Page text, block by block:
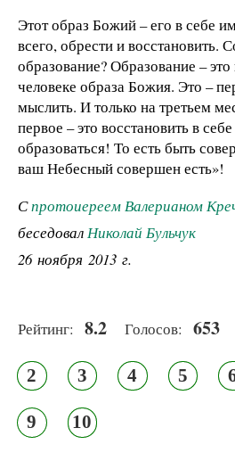
Этот образ Божий – его в себе
всего, обрести и восстановить.
образование? Образование –
человеке образа Божия. Это –
мыслить. И только на третьем
первое – это восстановить в
образоваться! То есть быть
ваш Небесный совершен есть»!
Спротоиереем Валерианом
беседовалНиколай Бульчук
26 ноября 2013 г.
Рейтинг: 8.2 Голосов: 653
2 3 4 5
9 10